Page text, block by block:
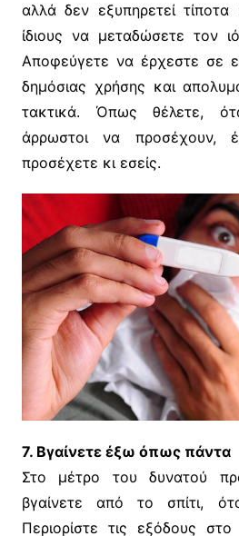
αλλά δεν εξυπηρετεί
ίδιους να μεταδώσετε τον
Αποφεύγετε να έρχεστε σε
δημόσιας χρήσης και
τακτικά. Όπως θέλετε,
άρρωστοι να προσέχουν,
προσέχετε κι εσείς.
7. Βγαίνετε έξω όπως πάντα
Στο μέτρο του δυνατού
βγαίνετε από το σπίτι,
Περιορίστε τις εξόδους